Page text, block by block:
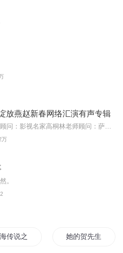
放燕赵新春网络汇演有声专辑
万
。
传说之祝融传 她的贺先生